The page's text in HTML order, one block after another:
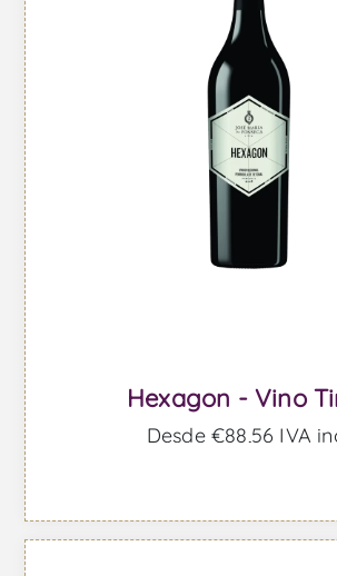
Hexagon - Vino
Desde €88,56 IVA